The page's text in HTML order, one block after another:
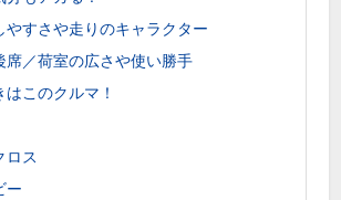
やすさや走りのキャラクター
席／荷室の広さや使い勝手
はこのクルマ！
ロス
ー